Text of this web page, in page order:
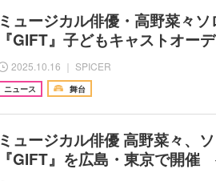
ミュージカル俳優・高野菜々ソ
『GIFT』子どもキャストオー
2025.10.16 ｜ SPICER
ニュース 舞台
ミュージカル俳優 高野菜々、
『GIFT』を広島・東京で開